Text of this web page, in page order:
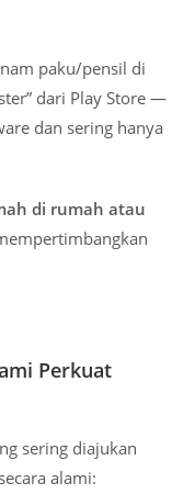
paku/pensil di
dari Play Store —
dan sering hanya
di rumah atau
Perkuat
sering diajukan
alami: